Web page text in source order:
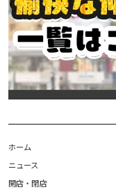
ホーム
ニュース
開店・閉店